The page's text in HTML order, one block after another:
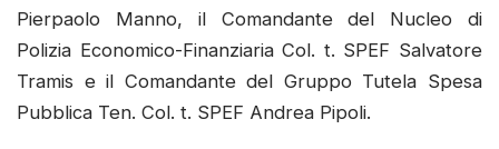
Pierpaolo Manno, il Comandante del Nucleo di
Polizia Economico-Finanziaria Col. t. SPEF Salvatore
Tramis e il Comandante del Gruppo Tutela Spesa
Pubblica Ten. Col. t. SPEF Andrea Pipoli.